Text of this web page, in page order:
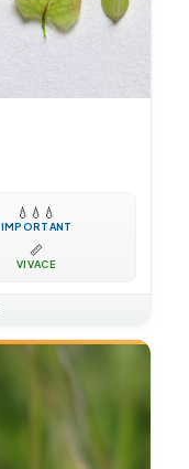
💧 💧 💧
IMPORTANT
📏
VIVACE